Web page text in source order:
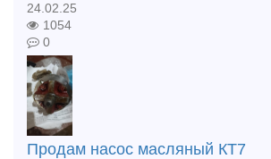
24.02.25
1054
0
Продам насос масляный КТ7